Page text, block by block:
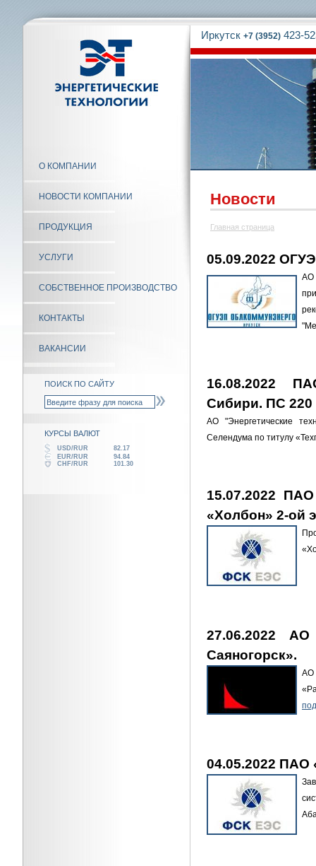
О КОМПАНИИ
НОВОСТИ КОМПАНИИ
ПРОДУКЦИЯ
УСЛУГИ
СОБСТВЕННОЕ ПРОИЗВОДСТВО
КОНТАКТЫ
ВАКАНСИИ
ПОИСК ПО САЙТУ
КУРСЫ ВАЛЮТ
USD/RUR
82.17
EUR/RUR
94.84
CHF/RUR
101.30
Иркутск +7 (3952) 423-
Новости
Главная страница
05.09.2022
АО
16.08.2022
Сибири. ПС 220
АО "Энергетические
Селендума по титулу
15.07.2022
«Холбон» 2-ой
27.06.2022
Саяногорск».
АО
04.05.2022